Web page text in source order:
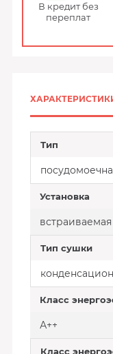
В кредит без
переплат
Тип
Установка
встраиваемая
Тип сушки
Класс
А++
Класс